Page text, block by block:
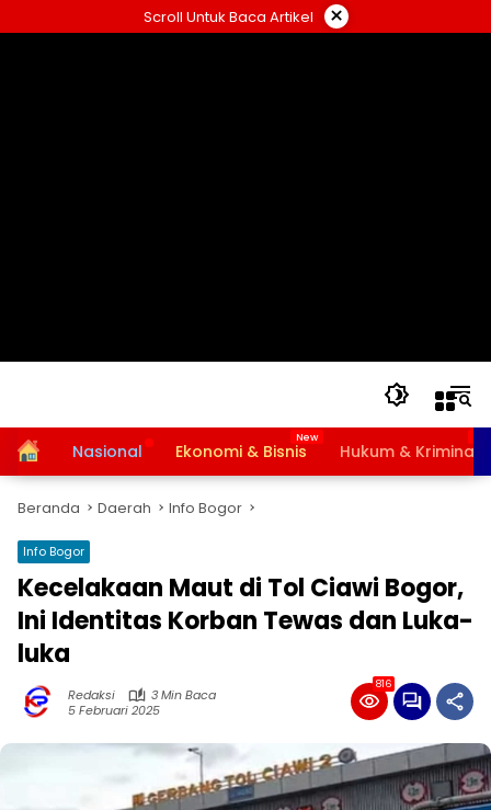
ke
Scroll Untuk Baca Artikel ×
HomeNasional Ekonomi & Bisnis Hukum & Kriminal
Beranda Daerah Info Bogor
Info Bogor
Kecelakaan Maut di Tol Ciawi Bogor,
Ini Identitas Korban Tewas dan Luka-
luka
Redaksi
3 Min Baca
5 Februari 2025
816